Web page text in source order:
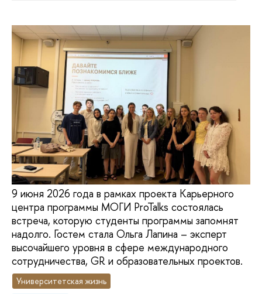
9 июня 2026 года в рамках проекта Карьерного
центра программы МОГИ ProTalks состоялась
встреча, которую студенты программы запомнят
надолго. Гостем стала Ольга Лапина – эксперт
высочайшего уровня в сфере международного
сотрудничества, GR и образовательных проектов.
Университетская жизнь